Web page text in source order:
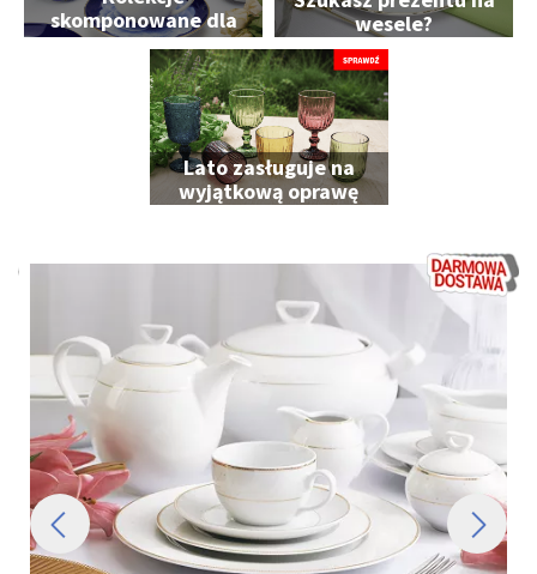
skomponowane dla
Ciebie
wesele?
Lato zasługuje na
wyjątkową oprawę